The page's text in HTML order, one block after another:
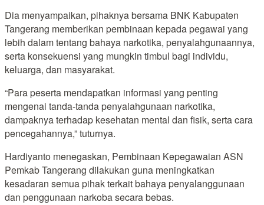
Dia menyampaikan, pihaknya bersama BNK Kabupaten
Tangerang memberikan pembinaan kepada pegawai yang
lebih dalam tentang bahaya narkotika, penyalahgunaannya,
serta konsekuensi yang mungkin timbul bagi individu,
keluarga, dan masyarakat.
“Para peserta mendapatkan informasi yang penting
mengenai tanda-tanda penyalahgunaan narkotika,
dampaknya terhadap kesehatan mental dan fisik, serta cara
pencegahannya,” tuturnya.
Hardiyanto menegaskan, Pembinaan Kepegawaian ASN
Pemkab Tangerang dilakukan guna meningkatkan
kesadaran semua pihak terkait bahaya penyalanggunaan
dan penggunaan narkoba secara bebas.